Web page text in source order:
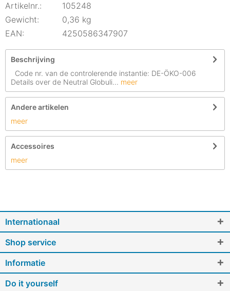
Artikelnr.:
105248
Gewicht:
0,36 kg
EAN:
4250586347907
Beschrijving
Code nr. van de controlerende instantie: DE-ÖKO-006
Details over de Neutral Globuli... meer
Andere artikelen
meer
Accessoires
meer
Internationaal
Shop service
Informatie
Do it yourself